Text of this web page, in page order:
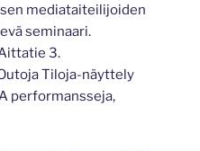
mediataiteilijoiden
seminaari.
3.
Tiloja-näyttely
performansseja,